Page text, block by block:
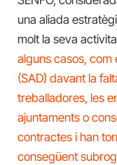
una aliada
molt la seva
alguns casos, com
(SAD) davant la
treballadores, les
ajuntaments o
contractes i han
consegüent